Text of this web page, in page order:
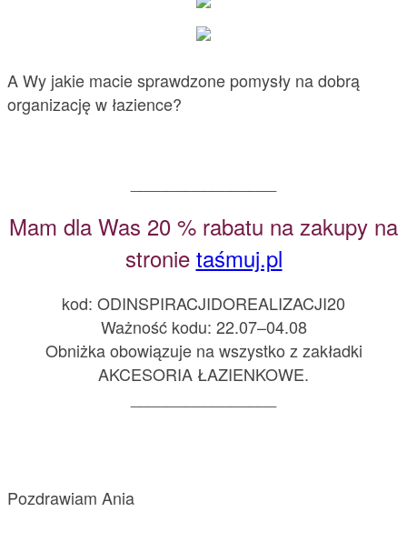
A Wy jakie macie sprawdzone pomysły na dobrą
organizację w łazience?
Mam dla Was 20 % rabatu na zakupy na
stronie taśmuj.pl
kod: ODINSPIRACJIDOREALIZACJI20
Ważność kodu: 22.07–04.08
Obniżka obowiązuje na wszystko z zakładki
AKCESORIA ŁAZIENKOWE.
Pozdrawiam Ania